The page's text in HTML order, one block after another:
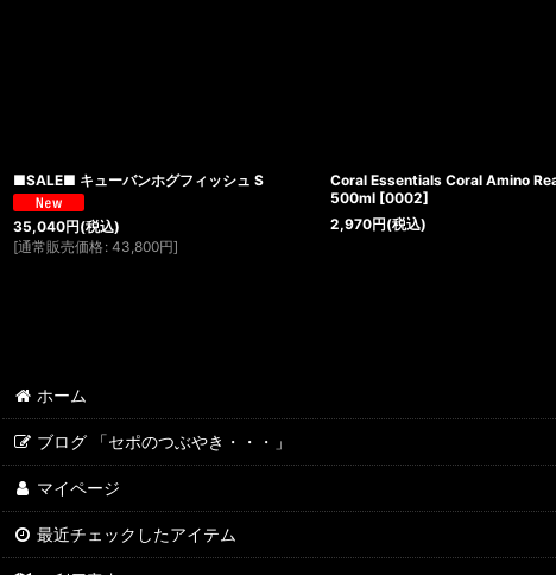
■SALE■ キューバンホグフィッシュ S
35,040円(税込)
[通常販売価格 : 43,800円]
Coral Essentials Coral Amino
500ml [0002]
2,970円(税込)
ホーム
ブログ 「セポのつぶやき・・・」
マイページ
最近チェックしたアイテム